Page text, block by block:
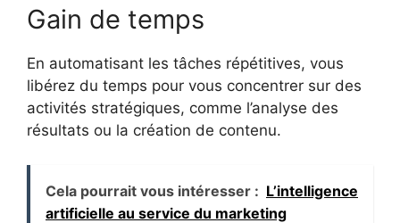
Gain de temps
En automatisant les tâches répétitives, vous
libérez du temps pour vous concentrer sur des
activités stratégiques, comme l’analyse des
résultats ou la création de contenu.
Cela pourrait vous intéresser : L’intelligence
artificielle au service du marketing